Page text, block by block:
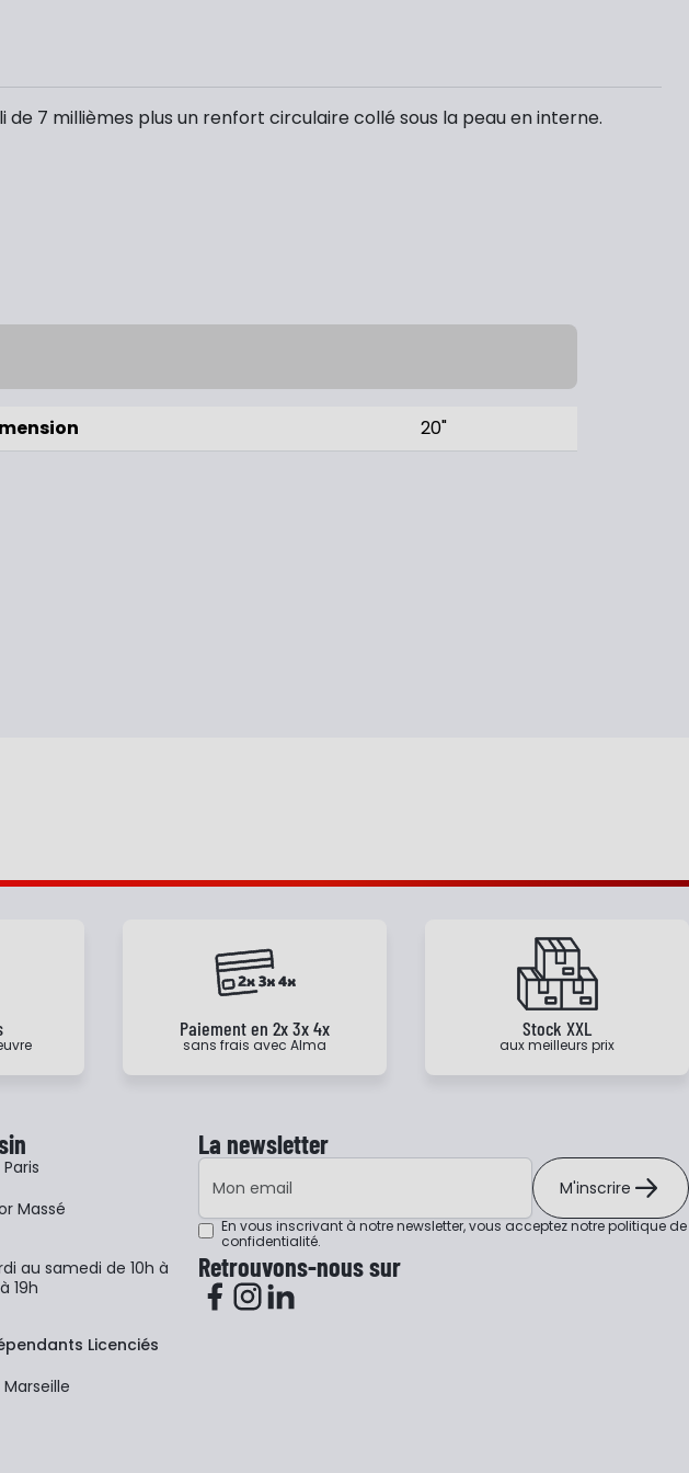
7 millièmes plus un renfort circulaire collé sous la peau en interne.
20"
Paiement en 2x 3x 4x
sans frais avec Alma
Stock XXL
aux meilleurs prix
Massé
au samedi de 10h à
19h
Licenciés
La newsletter
Adresse e-mail
M'inscrire
En vous inscrivant à notre newsletter, vous acceptez notrepolitique de
confidentialité.
Retrouvons-nous sur